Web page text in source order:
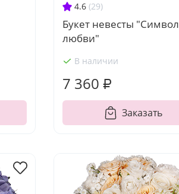
4.6 (29)
Букет невесты "Символ
любви"
В наличии
7 360 ₽
Заказать